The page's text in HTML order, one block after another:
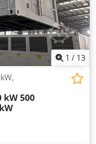
1 / 13
kW 500